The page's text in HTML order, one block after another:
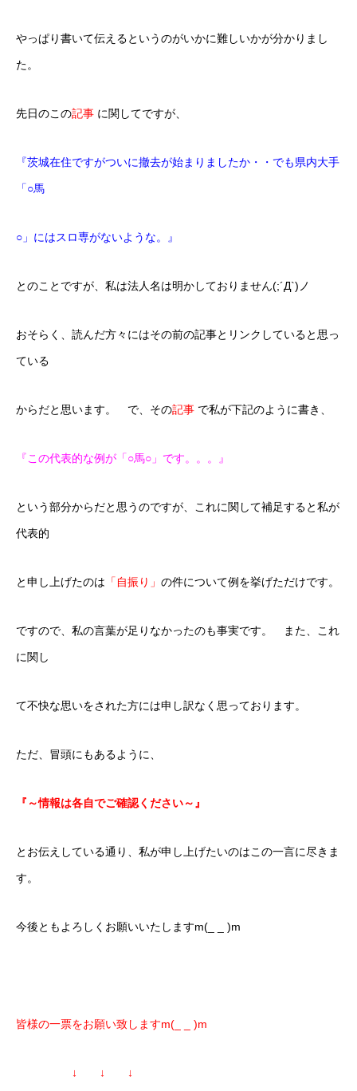
やっぱり書いて伝えるというのがいかに難しいかが分かりまし
た。
先日のこの記事 に関してですが、
『茨城在住ですがついに撤去が始まりましたか・・でも県内大手
「○馬
○」にはスロ専がないような。』
とのことですが、私は法人名は明かしておりません(;´Д`)ノ
おそらく、読んだ方々にはその前の記事とリンクしていると思っ
ている
からだと思います。 で、その記事 で私が下記のように書き、
『この代表的な例が「○馬○」です。。。』
という部分からだと思うのですが、これに関して補足すると私が
代表的
と申し上げたのは 「自振り」 の件について例を挙げただけです。
ですので、私の言葉が足りなかったのも事実です。 また、これ
に関し
て不快な思いをされた方には申し訳なく思っております。
ただ、冒頭にもあるように、
『～情報は各自でご確認ください～』
とお伝えしている通り、私が申し上げたいのはこの一言に尽きま
す。
今後ともよろしくお願いいたしますm(_ _ )m
皆様の一票をお願い致しますm(_ _ )m
↓ ↓ ↓